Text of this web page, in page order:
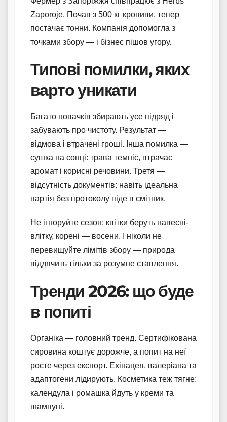
Zaporoje. Почав з 500 кг кропиви, тепер
постачає тонни. Компанія допомогла з
точками збору — і бізнес пішов угору.
Типові помилки, яких
варто уникати
Багато новачків збирають усе підряд і
забувають про чистоту. Результат —
відмова і втрачені гроші. Інша помилка —
сушка на сонці: трава темніє, втрачає
аромат і корисні речовини. Третя —
відсутність документів: навіть ідеальна
партія без протоколу піде в смітник.
Не ігноруйте сезон: квітки беруть навесні-
влітку, корені — восени. І ніколи не
перевищуйте лімітів збору — природа
віддячить тільки за розумне ставлення.
Тренди 2026: що буде
в попиті
Органіка — головний тренд. Сертифікована
сировина коштує дорожче, а попит на неї
росте через експорт. Ехінацея, валеріана та
адаптогени лідирують. Косметика теж тягне:
календула і ромашка йдуть у креми та
шампуні.